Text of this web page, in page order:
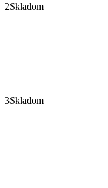
2Skladom
3Skladom